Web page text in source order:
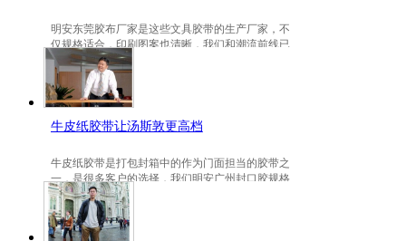
明安东莞胶布厂家是这些文具胶带的生产厂家，不
仅规格适合，印刷图案也清晰，我们和潮流前线已
有3年的稳定合作关系。
牛皮纸胶带让汤斯敦更高档
牛皮纸胶带是打包封箱中的作为门面担当的胶带之
一，是很多客户的选择，我们明安广州封口胶规格
包装的牛皮纸胶带就是汤斯敦的选择。